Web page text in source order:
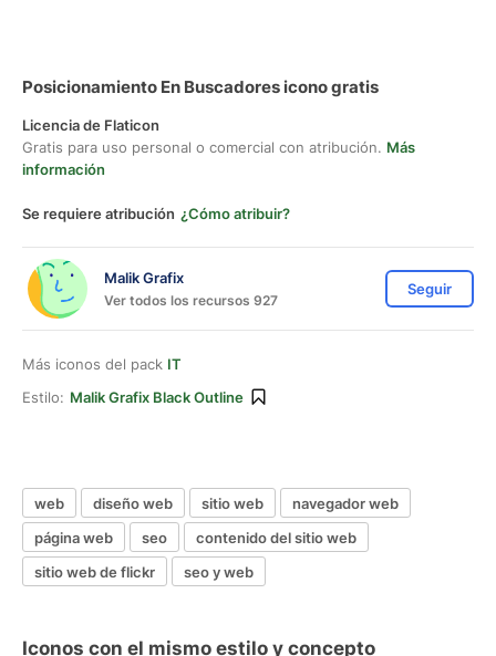
Posicionamiento En Buscadores icono gratis
Licencia de Flaticon
Gratis para uso personal o comercial con atribución. Más
información
Se requiere atribución ¿Cómo atribuir?
Malik Grafix
Ver todos los recursos 927
Seguir
Más iconos del pack IT
Estilo: Malik Grafix Black Outline
web diseño web sitio web
navegador web
página web
seo
contenido del sitio web
sitio web de flickr
seo y web
Iconos con el mismo estilo y concepto